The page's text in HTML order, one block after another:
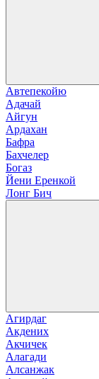
Автепекойю
Адачай
Айгун
Ардахан
Бафра
Бахчелер
Богаз
Йени Еренкой
Лонг Бич
Агирдаг
Акдених
Акчичек
Алагади
Алсанжак